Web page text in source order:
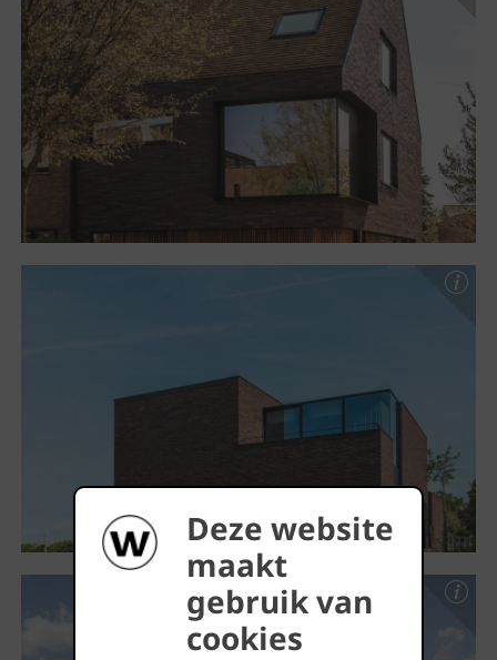
Deze website
maakt
gebruik van
cookies